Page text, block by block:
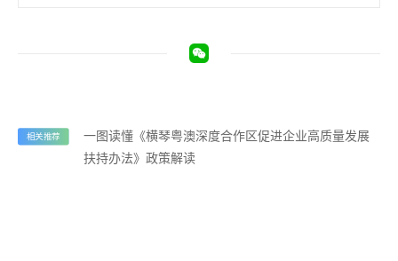
相关推荐
一图读懂《横琴粤澳深度合作区促进企业高质量发展
扶持办法》政策解读